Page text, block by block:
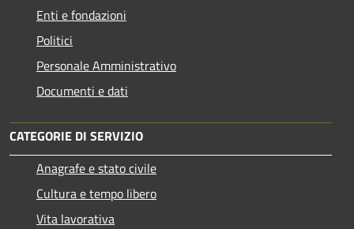
Enti e fondazioni
Politici
Personale Amministrativo
Documenti e dati
CATEGORIE DI SERVIZIO
Anagrafe e stato civile
Cultura e tempo libero
Vita lavorativa